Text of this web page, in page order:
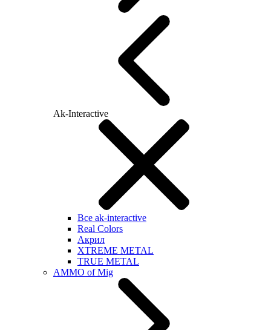
Ak-Interactive
Все ak-interactive
Real Colors
Акрил
XTREME METAL
TRUE METAL
AMMO of Mig